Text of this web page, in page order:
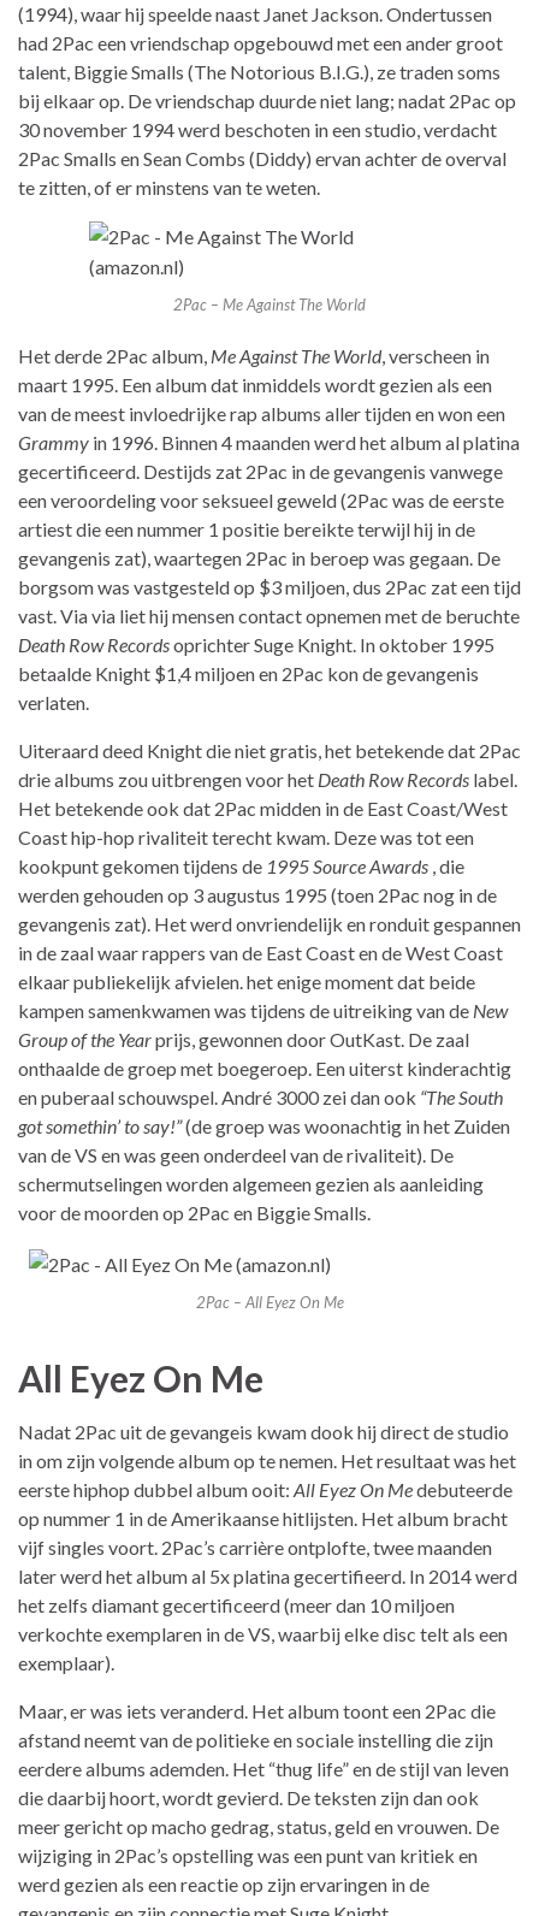
(1994), waar hij speelde naast Janet Jackson. Ondertussen
had 2Pac een vriendschap opgebouwd met een ander groot
talent, Biggie Smalls (The Notorious B.I.G.), ze traden soms
bij elkaar op. De vriendschap duurde niet lang; nadat 2Pac op
30 november 1994 werd beschoten in een studio, verdacht
2Pac Smalls en Sean Combs (Diddy) ervan achter de overval
te zitten, of er minstens van te weten.
2Pac – Me Against The World
Het derde 2Pac album, Me Against The World, verscheen in
maart 1995. Een album dat inmiddels wordt gezien als een
van de meest invloedrijke rap albums aller tijden en won een
Grammy in 1996. Binnen 4 maanden werd het album al platina
gecertificeerd. Destijds zat 2Pac in de gevangenis vanwege
een veroordeling voor seksueel geweld (2Pac was de eerste
artiest die een nummer 1 positie bereikte terwijl hij in de
gevangenis zat), waartegen 2Pac in beroep was gegaan. De
borgsom was vastgesteld op $3 miljoen, dus 2Pac zat een tijd
vast. Via via liet hij mensen contact opnemen met de beruchte
Death Row Recordsoprichter Suge Knight. In oktober 1995
betaalde Knight $1,4 miljoen en 2Pac kon de gevangenis
verlaten.
Uiteraard deed Knight die niet gratis, het betekende dat 2Pac
drie albums zou uitbrengen voor het Death Row Records label.
Het betekende ook dat 2Pac midden in de East Coast/West
Coast hip-hop rivaliteit terecht kwam. Deze was tot een
kookpunt gekomen tijdens de 1995 Source Awards , die
werden gehouden op 3 augustus 1995 (toen 2Pac nog in de
gevangenis zat). Het werd onvriendelijk en ronduit gespannen
in de zaal waar rappers van de East Coast en de West Coast
elkaar publiekelijk afvielen. het enige moment dat beide
kampen samenkwamen was tijdens de uitreiking van de New
Group of the Yearprijs, gewonnen door OutKast. De zaal
onthaalde de groep met boegeroep. Een uiterst kinderachtig
en puberaal schouwspel. André 3000 zei dan ook “The South
got somethin’ to say!”(de groep was woonachtig in het Zuiden
van de VS en was geen onderdeel van de rivaliteit). De
schermutselingen worden algemeen gezien als aanleiding
voor de moorden op 2Pac en Biggie Smalls.
2Pac – All Eyez On Me
All Eyez On Me
Nadat 2Pac uit de gevangeis kwam dook hij direct de studio
in om zijn volgende album op te nemen. Het resultaat was het
eerste hiphop dubbel album ooit: All Eyez On Medebuteerde
op nummer 1 in de Amerikaanse hitlijsten. Het album bracht
vijf singles voort. 2Pac’s carrière ontplofte, twee maanden
later werd het album al 5x platina gecertifieerd. In 2014 werd
het zelfs diamant gecertificeerd (meer dan 10 miljoen
verkochte exemplaren in de VS, waarbij elke disc telt als een
exemplaar).
Maar, er was iets veranderd. Het album toont een 2Pac die
afstand neemt van de politieke en sociale instelling die zijn
eerdere albums ademden. Het “thug life” en de stijl van leven
die daarbij hoort, wordt gevierd. De teksten zijn dan ook
meer gericht op macho gedrag, status, geld en vrouwen. De
wijziging in 2Pac’s opstelling was een punt van kritiek en
werd gezien als een reactie op zijn ervaringen in de